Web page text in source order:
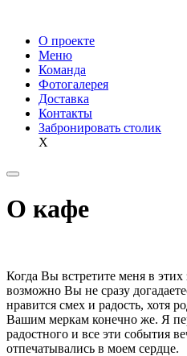
О проекте
Меню
Команда
Фотогалерея
Доставка
Контакты
Забронировать столик
X
О кафе
Когда Вы встретите меня в
возможно Вы не сразу
нравится смех и радость, хотя
Вашим меркам конечно же. Я
радостного и все эти события
отпечатывались в моем сердце.